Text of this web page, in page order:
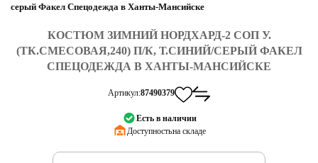
серый Факел Спецодежда в Ханты-Мансийске
КОСТЮМ ЗИМНИЙ НОРДХАРД-2 СОП У.
(ТК.СМЕСОВАЯ,240) П/К, Т.СИНИЙ/СЕРЫЙ ФАКЕЛ
СПЕЦОДЕЖДА В ХАНТЫ-МАНСИЙСКЕ
Артикул:87490379
Есть в наличии
Доступность:на складе